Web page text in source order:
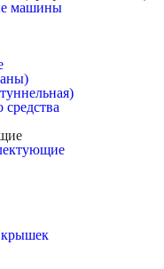
машины
крышек